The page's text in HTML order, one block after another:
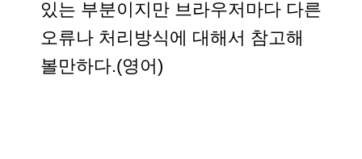
있는 부분이지만 브라우저마다 다른
오류나 처리방식에 대해서 참고해
볼만하다.(영어)